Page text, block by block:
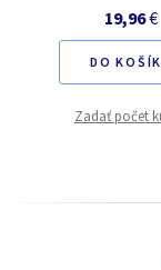
19,96€
DO
Zadať počet